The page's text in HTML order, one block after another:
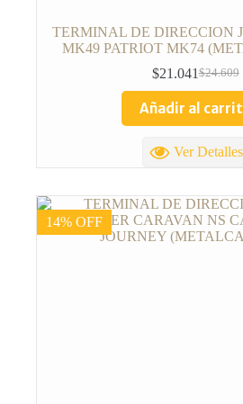
TERMINAL DE DIRECCION
MK49 PATRIOT MK74
$24.609
$21.041
Añadir al
Ver Detalles
14% OFF